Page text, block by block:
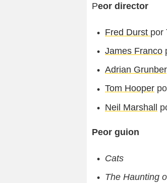
Peor director
Fred Durst por
James Franco
Adrian
Tom Hooper
Neil Marshall
Peor guion
Cats
The Haunting